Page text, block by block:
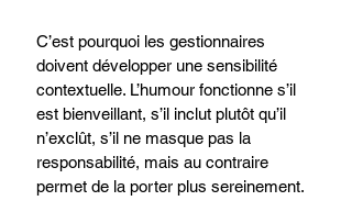
C’est pourquoi les gestionnaires
doivent développer une sensibilité
contextuelle. L’humour fonctionne s’il
est bienveillant, s’il inclut plutôt qu’il
n’exclût, s’il ne masque pas la
responsabilité, mais au contraire
permet de la porter plus sereinement.